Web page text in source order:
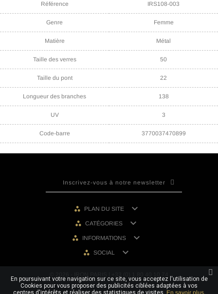
Référence IRS108-003
Genre Femme
Matière Métal
Taille des verres 50
Taille du pont 22
Longueur des branches 138
UV 3
Code-barre 3770037470899
PLAN DU SITE 
CATÉGORIES 
INFORMATIONS 
SOCIAL 
En poursuivant votre navigation sur ce site, vous acceptez l'utilisation de
Cookies pour vous proposer des publicités ciblées adaptées à vos
centres d'intérêts et réaliser des statistiques de visites. En savoir plus.